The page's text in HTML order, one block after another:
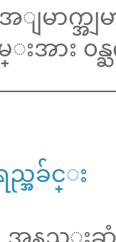
ျမာက္အ
မ္းအား
အခ်င္း